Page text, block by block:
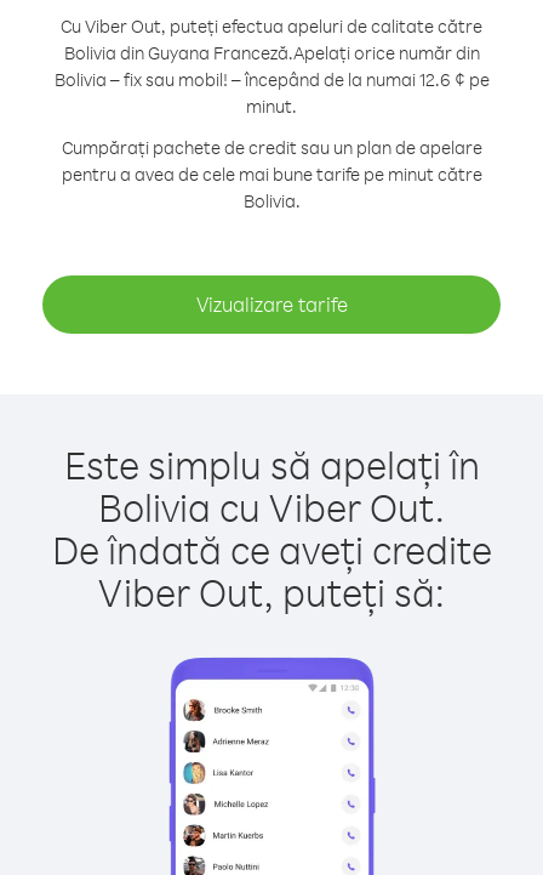
Cu Viber Out, puteți efectua apeluri de calitate către
Bolivia din Guyana Franceză.Apelați orice număr din
Bolivia – fix sau mobil! – începând de la numai 12.6 ¢ pe
minut.
Cumpărați pachete de credit sau un plan de apelare
pentru a avea de cele mai bune tarife pe minut către
Bolivia.
Vizualizare tarife
Este simplu să apelați în
Bolivia cu Viber Out.
De îndată ce aveți credite
Viber Out, puteți să: